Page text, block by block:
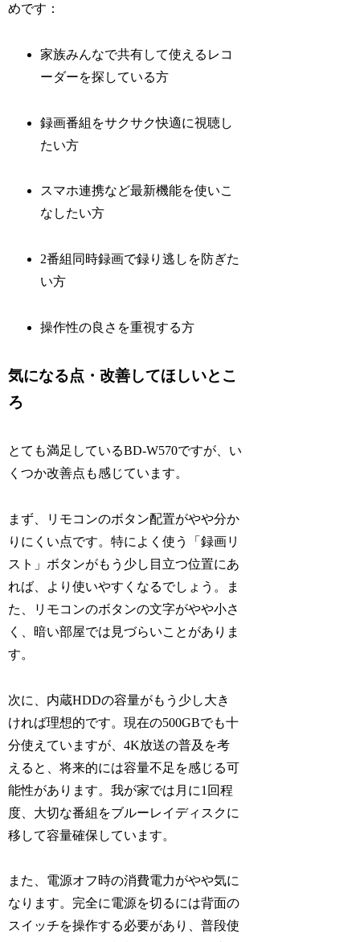
めです：
家族みんなで共有して使えるレコ
ーダーを探している方
録画番組をサクサク快適に視聴し
たい方
スマホ連携など最新機能を使いこ
なしたい方
2番組同時録画で録り逃しを防ぎた
い方
操作性の良さを重視する方
気になる点・改善してほしいとこ
ろ
とても満足しているBD-W570ですが、い
くつか改善点も感じています。
まず、リモコンのボタン配置がやや分か
りにくい点です。特によく使う「録画リ
スト」ボタンがもう少し目立つ位置にあ
れば、より使いやすくなるでしょう。ま
た、リモコンのボタンの文字がやや小さ
く、暗い部屋では見づらいことがありま
す。
次に、内蔵HDDの容量がもう少し大き
ければ理想的です。現在の500GBでも十
分使えていますが、4K放送の普及を考
えると、将来的には容量不足を感じる可
能性があります。我が家では月に1回程
度、大切な番組をブルーレイディスクに
移して容量確保しています。
また、電源オフ時の消費電力がやや気に
なります。完全に電源を切るには背面の
スイッチを操作する必要があり、普段使